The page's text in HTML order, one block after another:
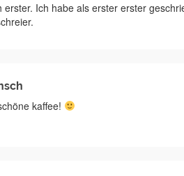
erster. Ich habe als erster erster
kaffee!